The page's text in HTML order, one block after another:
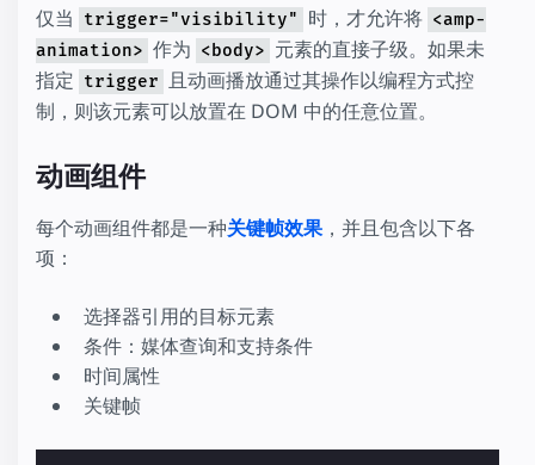
仅当 trigger="visibility" 时，才允许将 <amp-
animation> 作为 <body> 元素的直接子级。如果未
指定 trigger
且动画播放通过其操作以编程方式控
制，则该元素可以放置在 DOM 中的任意位置。
动画组件
每个动画组件都是一种关键帧效果，并且包含以下各
项：
选择器引用的目标元素
条件：媒体查询和支持条件
时间属性
关键帧